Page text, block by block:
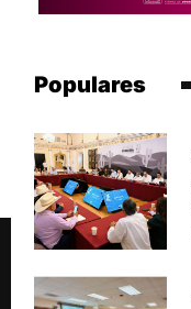
Populares